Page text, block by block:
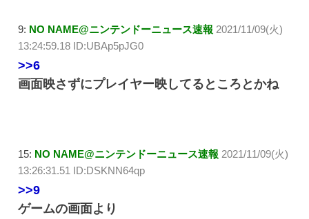
9: NO NAME@ニンテンドーニュース速報 2021/11/09(火)
13:24:59.18 ID:UBAp5pJG0
>>6
画面映さずにプレイヤー映してるところとかね
15: NO NAME@ニンテンドーニュース速報 2021/11/09(火)
13:26:31.51 ID:DSKNN64qp
>>9
ゲームの画面より